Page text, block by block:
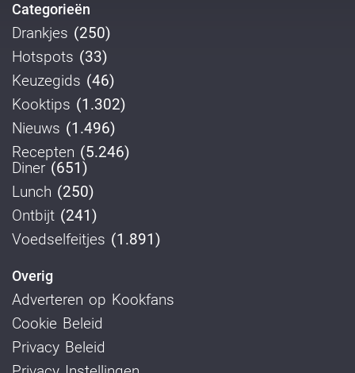
Categorieën
Drankjes (250)
Hotspots (33)
Keuzegids (46)
Kooktips (1.302)
Nieuws (1.496)
Recepten (5.246)
Diner (651)
Lunch (250)
Ontbijt (241)
Voedselfeitjes (1.891)
Overig
Adverteren op Kookfans
Cookie Beleid
Privacy Beleid